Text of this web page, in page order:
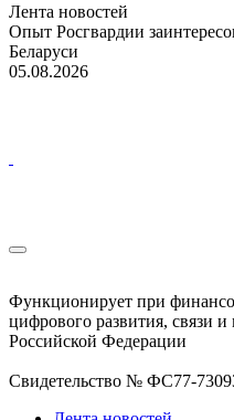
Лента новостей
Опыт Росгвардии
Беларуси
05.08.2026
Функционирует при
цифрового развития, связи
Российской Федерации
Свидетельство № ФС77-